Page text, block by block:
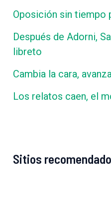
Oposición sin tiempo
Después de Adorni,
libreto
Cambia la cara,
Los relatos caen, el
Sitios